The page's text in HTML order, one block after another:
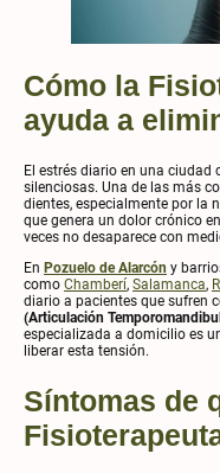
Cómo la
ayuda a
El estrés diario en una
silenciosas. Una de las más
dientes, especialmente por la
que genera un dolor crónico
veces no desaparece con
En Pozuelo de Alarcón y
como Chamberí, Salamanca,
diario a pacientes que sufren
(Articulación
especializada a domicilio es
liberar esta tensión.
Síntomas de